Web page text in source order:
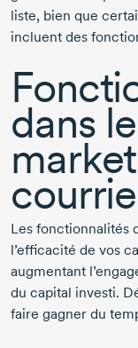
liste, bien que
incluent des
dans
Les fonctionnalités
l’efficacité de vos
augmentant
du capital investi.
faire gagner du